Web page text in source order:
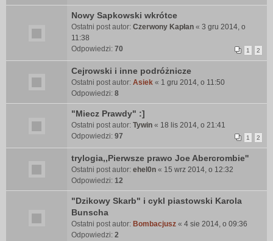
Nowy Sapkowski wkrótce
Ostatni post autor: Czerwony Kapłan « 3 gru 2014, o
11:38
Odpowiedzi: 70 1 2
Cejrowski i inne podróżnicze
Ostatni post autor: Asiek « 1 gru 2014, o 11:50
Odpowiedzi: 8
"Miecz Prawdy" :]
Ostatni post autor: Tywin « 18 lis 2014, o 21:41
Odpowiedzi: 97 1 2
trylogia,,Pierwsze prawo Joe Abercrombie''
Ostatni post autor: ehel0n « 15 wrz 2014, o 12:32
Odpowiedzi: 12
"Dzikowy Skarb" i cykl piastowski Karola
Bunscha
Ostatni post autor: Bombacjusz « 4 sie 2014, o 09:36
Odpowiedzi: 2